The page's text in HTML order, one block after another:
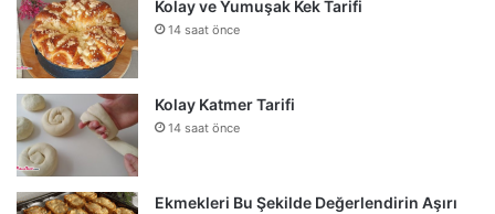
Kolay ve Yumuşak Kek Tarifi
14 saat önce
Kolay Katmer Tarifi
14 saat önce
Ekmekleri Bu Şekilde Değerlendirin Aşırı